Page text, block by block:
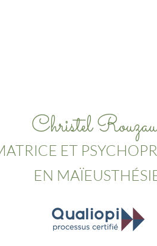
Christel
ET
EN